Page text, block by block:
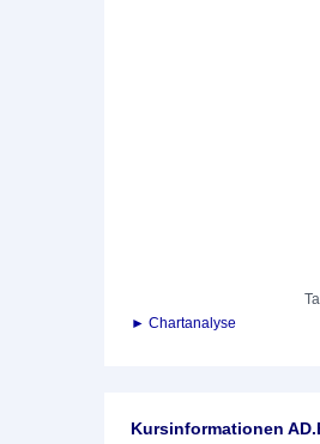
► Chartanalyse
Kursinformationen